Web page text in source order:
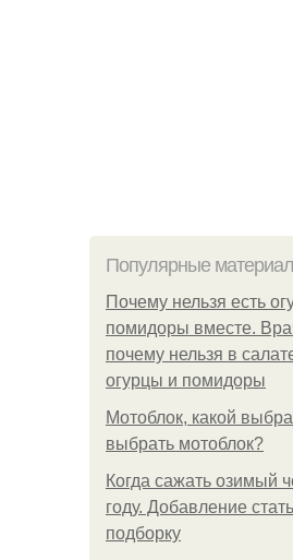
Популярные
Почему нельзя есть
помидоры вместе.
почему нельзя в
огурцы и помидоры
Мотоблок, какой
выбрать мотоблок?
Когда сажать озимый
году. Добавление
подборку